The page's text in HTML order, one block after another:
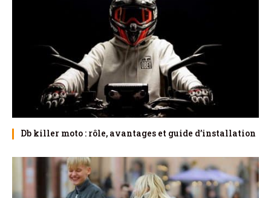
Db killer moto : rôle, avantages et guide d’installation